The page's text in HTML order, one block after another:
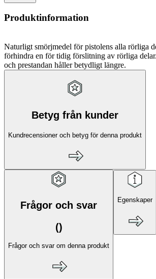
Produktinformation
Naturligt smörjmedel för pistolens alla rörliga
förhindra en för tidig förslitning av rörliga
och prestandan håller betydligt längre.
Betyg från kunder
Kundrecensioner och betyg för denna produkt
Frågor och svar
()
Frågor och svar om denna produkt
Egenskaper